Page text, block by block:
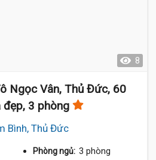
8
Ngọc Vân, Thủ Đức, 60
đẹp, 3 phòng
Bình, Thủ Đức
Phòng ngủ: 3 phòng